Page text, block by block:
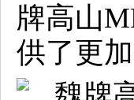
牌高山
供了更